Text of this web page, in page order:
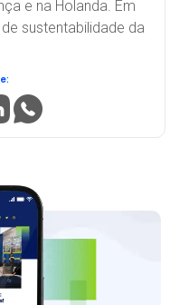
e na Holanda. Em
sustentabilidade da